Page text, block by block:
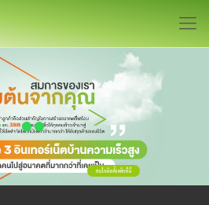
สนใจติดตั้ง คลิกที่นี่